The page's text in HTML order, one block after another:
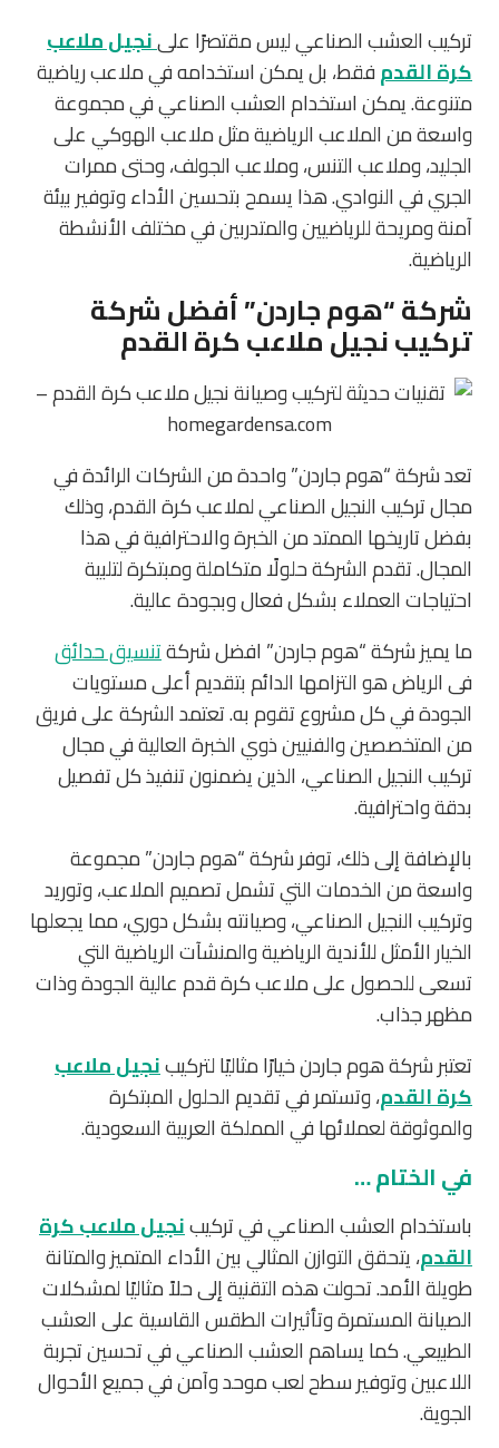
تركيب العشب الصناعي ليس مقتصرًا علىنجيل ملاعب
كرة القدمفقط، بل يمكن استخدامه في ملاعب رياضية
متنوعة. يمكن استخدام العشب الصناعي في مجموعة
واسعة من الملاعب الرياضية مثل ملاعب الهوكي على
الجليد، وملاعب التنس، وملاعب الجولف، وحتى ممرات
الجري في النوادي. هذا يسمح بتحسين الأداء وتوفير بيئة
آمنة ومريحة للرياضيين والمتدربين في مختلف الأنشطة
الرياضية.
شركة “هوم جاردن” أفضل شركة
تركيب نجيل ملاعب كرة القدم
تعد شركة “هوم جاردن” واحدة من الشركات الرائدة في
مجال تركيب النجيل الصناعي لملاعب كرة القدم، وذلك
بفضل تاريخها الممتد من الخبرة والاحترافية في هذا
المجال. تقدم الشركة حلولًا متكاملة ومبتكرة لتلبية
احتياجات العملاء بشكل فعال وبجودة عالية.
ما يميز شركة “هوم جاردن” افضل شركةتنسيق حدائق
فى الرياض هو التزامها الدائم بتقديم أعلى مستويات
الجودة في كل مشروع تقوم به. تعتمد الشركة على فريق
من المتخصصين والفنيين ذوي الخبرة العالية في مجال
تركيب النجيل الصناعي، الذين يضمنون تنفيذ كل تفصيل
بدقة واحترافية.
بالإضافة إلى ذلك، توفر شركة “هوم جاردن” مجموعة
واسعة من الخدمات التي تشمل تصميم الملاعب، وتوريد
وتركيب النجيل الصناعي، وصيانته بشكل دوري، مما يجعلها
الخيار الأمثل للأندية الرياضية والمنشآت الرياضية التي
تسعى للحصول على ملاعب كرة قدم عالية الجودة وذات
مظهر جذاب.
تعتبر شركة هوم جاردن خيارًا مثاليًا لتركيبنجيل ملاعب
كرة القدم، وتستمر في تقديم الحلول المبتكرة
والموثوقة لعملائها في المملكة العربية السعودية.
في الختام …
باستخدام العشب الصناعي في تركيبنجيل ملاعب كرة
القدم، يتحقق التوازن المثالي بين الأداء المتميز والمتانة
طويلة الأمد. تحولت هذه التقنية إلى حلاً مثاليًا لمشكلات
الصيانة المستمرة وتأثيرات الطقس القاسية على العشب
الطبيعي. كما يساهم العشب الصناعي في تحسين تجربة
اللاعبين وتوفير سطح لعب موحد وآمن في جميع الأحوال
الجوية.